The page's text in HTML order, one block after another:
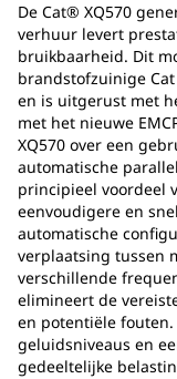
De Cat® XQ570
verhuur levert
bruikbaarheid. Dit
brandstofzuinige
en is uitgerust met
met het nieuwe
XQ570 over een
automatische
principieel voordeel
eenvoudigere en
automatische
verplaatsing tussen
verschillende
elimineert de
en potentiële
geluidsniveaus en
gedeeltelijke